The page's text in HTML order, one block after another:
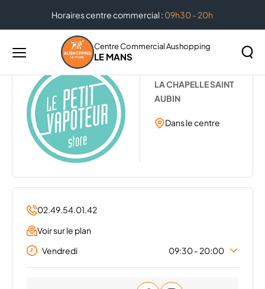
Horaires centre commercial : 09h30 - 20h
Menu
principal
Centre Commercial Aushopping
LE MANS
Rechercher
... LE PETIT VAPOTEUR
LA CHAPELLE SAINT
AUBIN
Dans le centre
02.49.54.01.42
Voir sur le plan
Vendredi
09:30 - 20:00
09:30 - 20:00